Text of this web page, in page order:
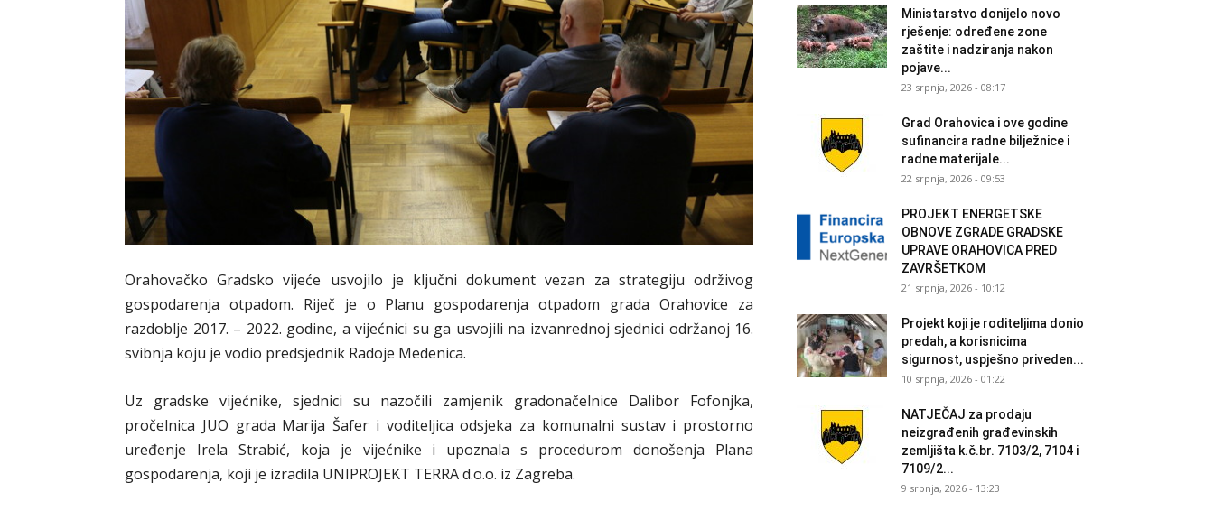
Orahovačko Gradsko vijeće usvojilo je ključni dokument vezan za strategiju održivog
gospodarenja otpadom. Riječ je o Planu gospodarenja otpadom grada Orahovice za
razdoblje 2017. – 2022. godine, a vijećnici su ga usvojili na izvanrednoj sjednici održanoj 16.
svibnja koju je vodio predsjednik Radoje Medenica.
Uz gradske vijećnike, sjednici su nazočili zamjenik gradonačelnice Dalibor Fofonjka,
pročelnica JUO grada Marija Šafer i voditeljica odsjeka za komunalni sustav i prostorno
uređenje Irela Strabić, koja je vijećnike i upoznala s procedurom donošenja Plana
gospodarenja, koji je izradila UNIPROJEKT TERRA d.o.o. iz Zagreba.
Ministarstvo donijelo novo
rješenje: određene zone
zaštite i nadziranja nakon
pojave...
23 srpnja, 2026 - 08:17
Grad Orahovica i ove godine
sufinancira radne bilježnice i
radne materijale...
22 srpnja, 2026 - 09:53
PROJEKT ENERGETSKE
OBNOVE ZGRADE GRADSKE
UPRAVE ORAHOVICA PRED
ZAVRŠETKOM
21 srpnja, 2026 - 10:12
Projekt koji je roditeljima donio
predah, a korisnicima
sigurnost, uspješno priveden...
10 srpnja, 2026 - 01:22
NATJEČAJ za prodaju
neizgrađenih građevinskih
zemljišta k.č.br. 7103/2, 7104 i
7109/2...
9 srpnja, 2026 - 13:23